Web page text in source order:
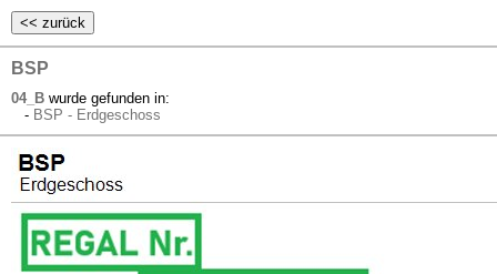
BSP
04_B wurde gefunden in:
- BSP - Erdgeschoss